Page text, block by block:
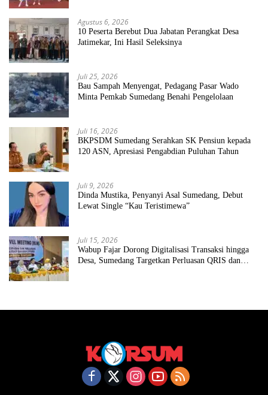
Agustus 6, 2026
10 Peserta Berebut Dua Jabatan Perangkat Desa
Jatimekar, Ini Hasil Seleksinya
Juli 25, 2026
Bau Sampah Menyengat, Pedagang Pasar Wado
Minta Pemkab Sumedang Benahi Pengelolaan
Juli 16, 2026
BKPSDM Sumedang Serahkan SK Pensiun kepada
120 ASN, Apresiasi Pengabdian Puluhan Tahun
Juli 9, 2026
Dinda Mustika, Penyanyi Asal Sumedang, Debut
Lewat Single “Kau Teristimewa”
Juli 15, 2026
Wabup Fajar Dorong Digitalisasi Transaksi hingga
Desa, Sumedang Targetkan Perluasan QRIS dan